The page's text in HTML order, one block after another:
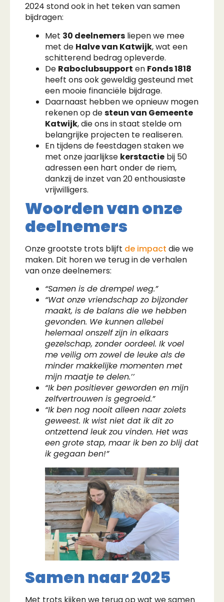
2024 stond ook in het teken van samen
bijdragen:
Met 30 deelnemers liepen we mee
met de Halve van Katwijk, wat een
schitterend bedrag opleverde.
De Raboclubsupport en Fonds 1818
heeft ons ook geweldig gesteund met
een mooie financiële bijdrage.
Daarnaast hebben we opnieuw mogen
rekenen op desteun van Gemeente
Katwijk, die ons in staat stelde om
belangrijke projecten te realiseren.
En tijdens de feestdagen staken we
met onze jaarlijkse kerstactie bij 50
adressen een hart onder de riem,
dankzij de inzet van 20 enthousiaste
vrijwilligers.
Woorden van onze
deelnemers
Onze grootste trots blijft de impact die we
maken. Dit horen we terug in de verhalen
van onze deelnemers:
“Samen is de drempel weg.”
“Wat onze vriendschap zo bijzonder
maakt, is de balans die we hebben
gevonden. We kunnen allebei
helemaal onszelf zijn in elkaars
gezelschap, zonder oordeel. Ik voel
me veilig om zowel de leuke als de
minder makkelijke momenten met
mijn maatje te delen.’’
“Ik ben positiever geworden en mijn
zelfvertrouwen is gegroeid.”
“Ik ben nog nooit alleen naar zoiets
geweest. Ik wist niet dat ik dit zo
ontzettend leuk zou vinden. Het was
een grote stap, maar ik ben zo blij dat
ik gegaan ben!”
Samen naar 2025